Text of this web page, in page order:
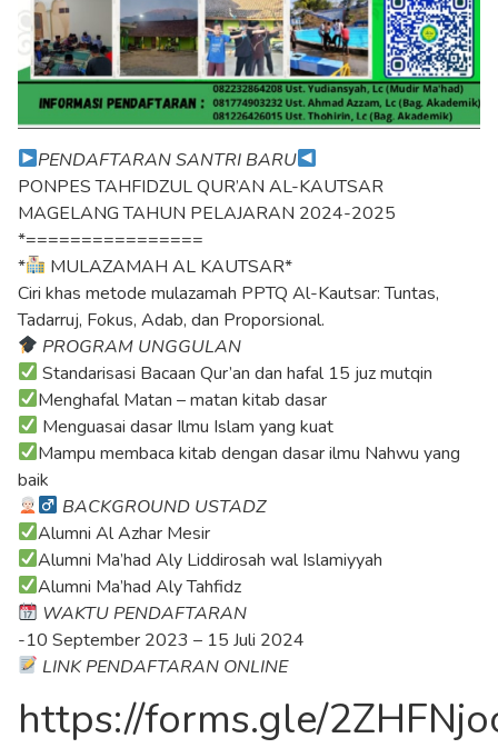
PENDAFTARAN SANTRI BARU
PONPES TAHFIDZUL QUR’AN AL-KAUTSAR
MAGELANG TAHUN PELAJARAN 2024-2025
*================
*
MULAZAMAH AL KAUTSAR*
Ciri khas metode mulazamah PPTQ Al-Kautsar: Tuntas,
Tadarruj, Fokus, Adab, dan Proporsional.
PROGRAM UNGGULAN
Standarisasi Bacaan Qur’an dan hafal 15 juz mutqin
Menghafal Matan – matan kitab dasar
Menguasai dasar Ilmu Islam yang kuat
Mampu membaca kitab dengan dasar ilmu Nahwu yang
baik
BACKGROUND USTADZ
Alumni Al Azhar Mesir
Alumni Ma’had Aly Liddirosah wal Islamiyyah
Alumni Ma’had Aly Tahfidz
WAKTU PENDAFTARAN
-10 September 2023 – 15 Juli 2024
LINK PENDAFTARAN ONLINE
https://forms.gle/